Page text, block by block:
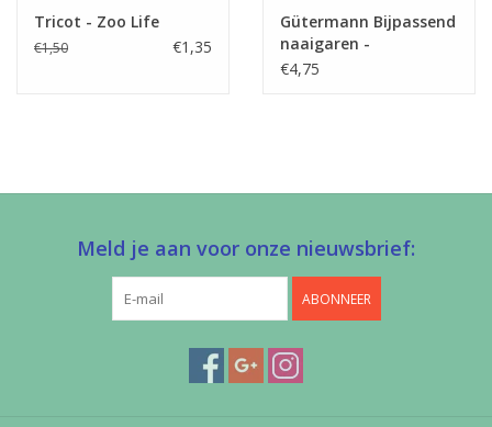
Tricot - Zoo Life
€1,50 €1,35
Gütermann Bijpassend
naaigaren -
Allesnaaigaren 200m
€4,75
Meld je aan voor onze nieuwsbrief:
ABONNEER